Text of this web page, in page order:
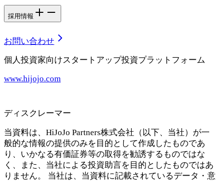
採用情報
お問い合わせ
個人投資家向けスタートアップ投資プラットフォーム
www.hijojo.com
ディスクレーマー
当資料は、HiJoJo Partners株式会社（以下、当社）が一
般的な情報の提供のみを目的として作成したものであ
り、いかなる有価証券等の取得を勧誘するものではな
く、また、当社による投資助言を目的としたものではあ
りません。 当社は、当資料に記載されているデータ・意